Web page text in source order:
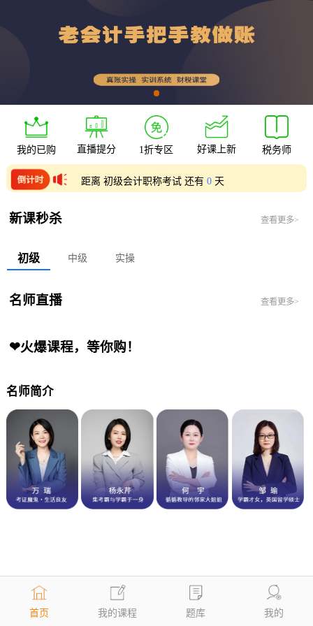
首页 我的课程 题库 我的
我的已购 直播提分 1折专区 好课上新 税务师
距离 初级会计职称考试 还有0 天
新课秒杀 查看更多>
初级 中级 实操
名师直播 查看更多>
❤火爆课程，等你购！
名师简介